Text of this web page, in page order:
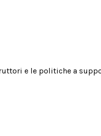
e le politiche a